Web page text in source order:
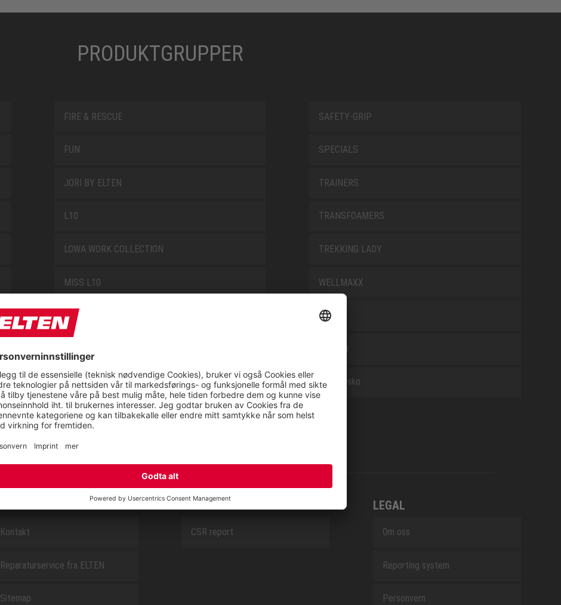
PRODUKTGRUPPER
FIRE & RESCUE
FUN
JORI BY ELTEN
L10
LOWA WORK COLLECTION
MISS L10
NEW CLASSICS
RETRO
SAFEGUARD
SAFETY-GRIP
SPECIALS
TRAINERS
TRANSFOAMERS
TREKKING LADY
WELLMAXX
WHITE
Tilbehør
Arbeidssko
Kontakt
Reparaturservice fra ELTEN
Sitemap
OM OSS
CSR report
LEGAL
Om oss
Reporting system
Personvern